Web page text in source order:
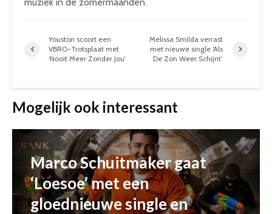
Youston scoort een
VBRO-Trotsplaat met
‘Nooit Meer Zonder Jou’
Melissa Smilda verrast
met nieuwe single ‘Als
De Zon Weer Schijnt’
Mogelijk ook interessant
Marco Schuitmaker gaat
‘Loesoe’ met een
gloednieuwe single en